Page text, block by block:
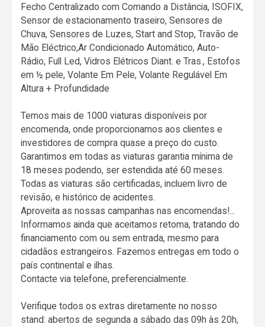
Fecho Centralizado com Comando a Distância, ISOFIX,
Sensor de estacionamento traseiro, Sensores de
Chuva, Sensores de Luzes, Start and Stop, Travão de
Mão Eléctrico,Ar Condicionado Automático, Auto-
Rádio, Full Led, Vidros Elétricos Diant. e Tras., Estofos
em ½ pele, Volante Em Pele, Volante Regulável Em
Altura + Profundidade
Temos mais de 1000 viaturas disponíveis por
encomenda, onde proporcionamos aos clientes e
investidores de compra quase a preço do custo.
Garantimos em todas as viaturas garantia mínima de
18 meses podendo, ser estendida até 60 meses.
Todas as viaturas são certificadas, incluem livro de
revisão, e histórico de acidentes.
Aproveita as nossas campanhas nas encomendas!...
Informamos ainda que aceitamos retoma, tratando do
financiamento com ou sem entrada, mesmo para
cidadãos estrangeiros. Fazemos entregas em todo o
país continental e ilhas.
Contacte via telefone, preferencialmente.
Verifique todos os extras diretamente no nosso
stand: abertos de segunda a sábado das 09h às 20h,